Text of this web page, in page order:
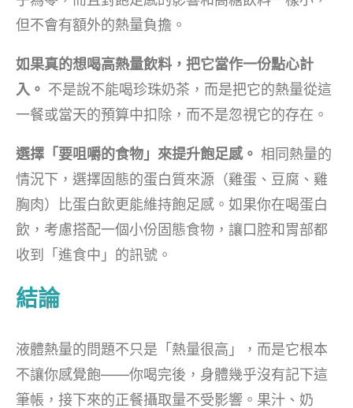
但不會有額外的熱量負擔。
如果真的想喝高熱量飲料，把它當作一份點心計
入。 不是說不能喝珍珠奶茶，而是把它的熱量從這
一餐或當天的預算中扣除，而不是忽視它的存在。
選擇「要咀嚼的食物」來提升飽足感。 相同熱量的
情況下，選擇固態的蛋白質來源（雞蛋、豆腐、雞
胸肉）比蛋白飲更能維持飽足感。如果你在喝蛋白
飲，考慮搭配一個小份固態食物，讓口腔和胃部都
收到「進食中」的訊號。
結論
液體熱量的問題不只是「熱量很高」，而是它根本
不讓你感覺飽——你喝完後，身體幾乎沒有記下這
筆帳，接下來的正餐攝取量不受影響。果汁、奶